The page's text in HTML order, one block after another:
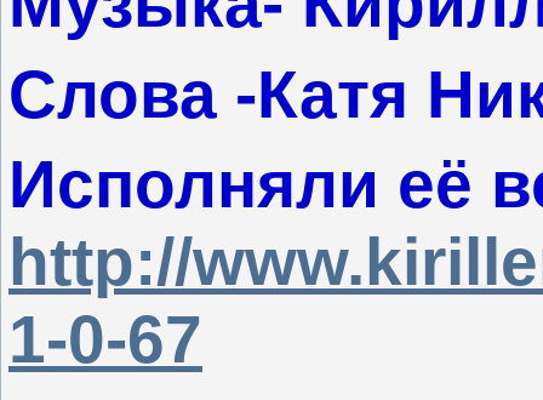
Слова -Катя
Исполняли её
http://
1-0-67